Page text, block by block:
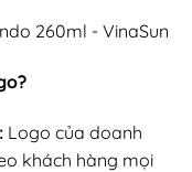
Logo của doanh
khách hàng mọi